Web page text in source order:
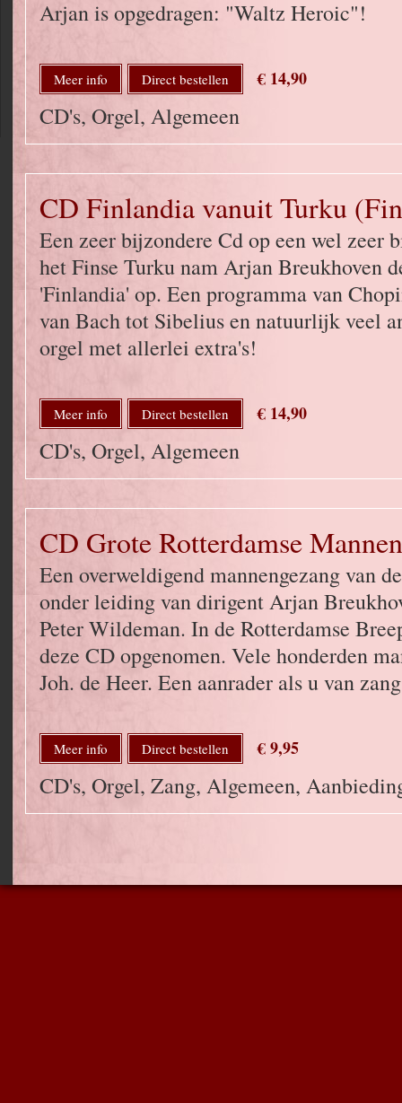
Arjan is opgedragen: "Waltz Heroic"!
Meer info Direct bestellen € 14,90
CD's, Orgel, Algemeen
CD Finlandia vanuit Turku
Een zeer bijzondere Cd op een wel zeer
het Finse Turku nam Arjan Breukhoven
'Finlandia' op. Een programma van
van Bach tot Sibelius en natuurlijk veel
orgel met allerlei extra's!
Meer info Direct bestellen € 14,90
CD's, Orgel, Algemeen
CD Grote Rotterdamse
Een overweldigend mannengezang van
onder leiding van dirigent Arjan
Peter Wildeman. In de Rotterdamse
deze CD opgenomen. Vele honderden
Joh. de Heer. Een aanrader als u van
Meer info Direct bestellen € 9,95
CD's, Orgel, Zang, Algemeen,